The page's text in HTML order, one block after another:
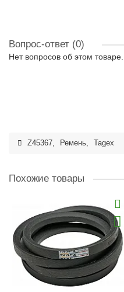
Вопрос-ответ (0)
Нет вопросов об этом товаре.
Z45367, Ремень, Tagex
Похожие товары